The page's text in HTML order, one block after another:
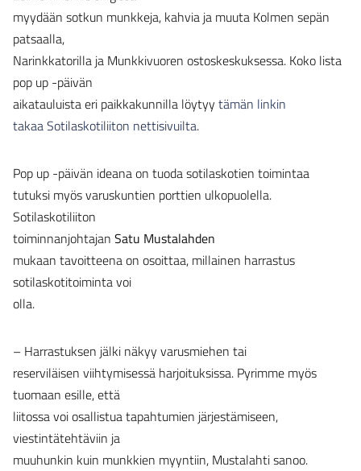
myydään sotkun munkkeja, kahvia ja muuta Kolmen sepän
patsaalla,
Narinkkatorilla ja Munkkivuoren ostoskeskuksessa. Koko lista
pop up -päivän
aikatauluista eri paikkakunnilla löytyy tämän linkin
takaa Sotilaskotiliiton nettisivuilta.
Pop up -päivän ideana on tuoda sotilaskotien toimintaa
tutuksi myös varuskuntien porttien ulkopuolella.
Sotilaskotiliiton
toiminnanjohtajan Satu Mustalahden
mukaan tavoitteena on osoittaa, millainen harrastus
sotilaskotitoiminta voi
olla.
– Harrastuksen jälki näkyy varusmiehen tai
reserviläisen viihtymisessä harjoituksissa. Pyrimme myös
tuomaan esille, että
liitossa voi osallistua tapahtumien järjestämiseen,
viestintätehtäviin ja
muuhunkin kuin munkkien myyntiin, Mustalahti sanoo.